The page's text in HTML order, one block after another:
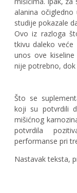
alanina
studije pokazale
Ovo iz razloga
tkivu daleko
unos ove
nije potrebno,
Što se
koji su potvrdili
mišićnog
potvrdila
performanse pri
Nastavak teksta,